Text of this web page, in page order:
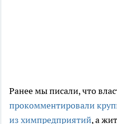
Ранее мы писали, что
прокомментировали
из химпредприятий, а